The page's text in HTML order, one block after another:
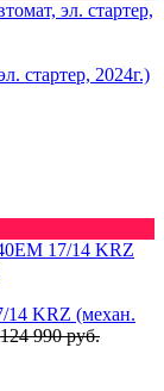
стартер, 2024г.)
KRZ (механ.
124 990 руб.